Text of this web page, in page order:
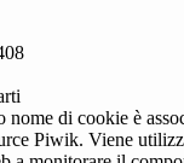
nome di cookie è
Piwik. Viene